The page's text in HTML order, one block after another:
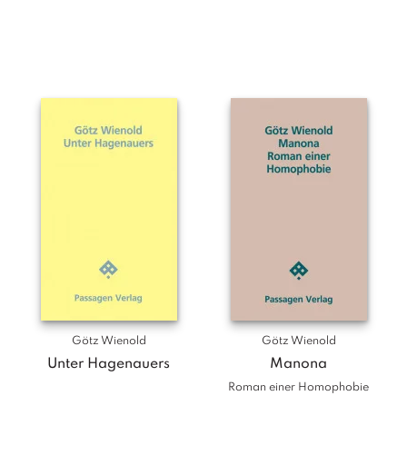
Götz Wienold
Unter Hagenauers
Götz Wienold
Manona
Roman einer Homophobie